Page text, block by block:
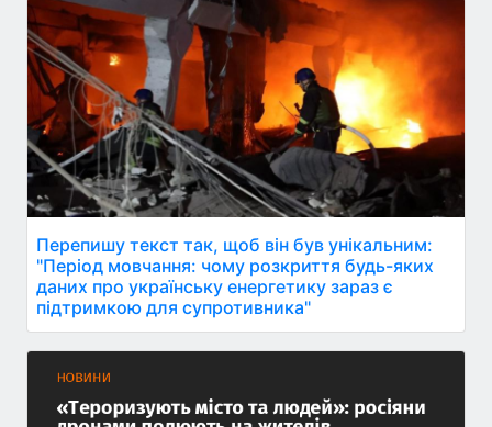
Перепишу текст так, щоб він був унікальним:
"Період мовчання: чому розкриття будь-яких
даних про українську енергетику зараз є
підтримкою для супротивника"